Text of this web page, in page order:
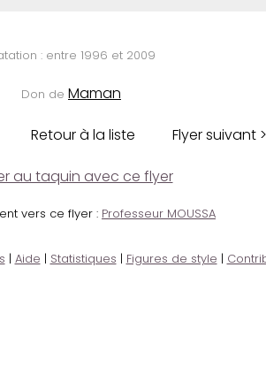
: entre 1996 et 2009
Don de Maman
Retour à la liste Flyer suivant >
au taquin avec ce flyer
vers ce flyer : Professeur MOUSSA
| Aide | Statistiques | Figures de style |